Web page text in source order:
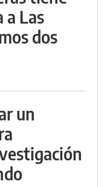
a Las
dos
un